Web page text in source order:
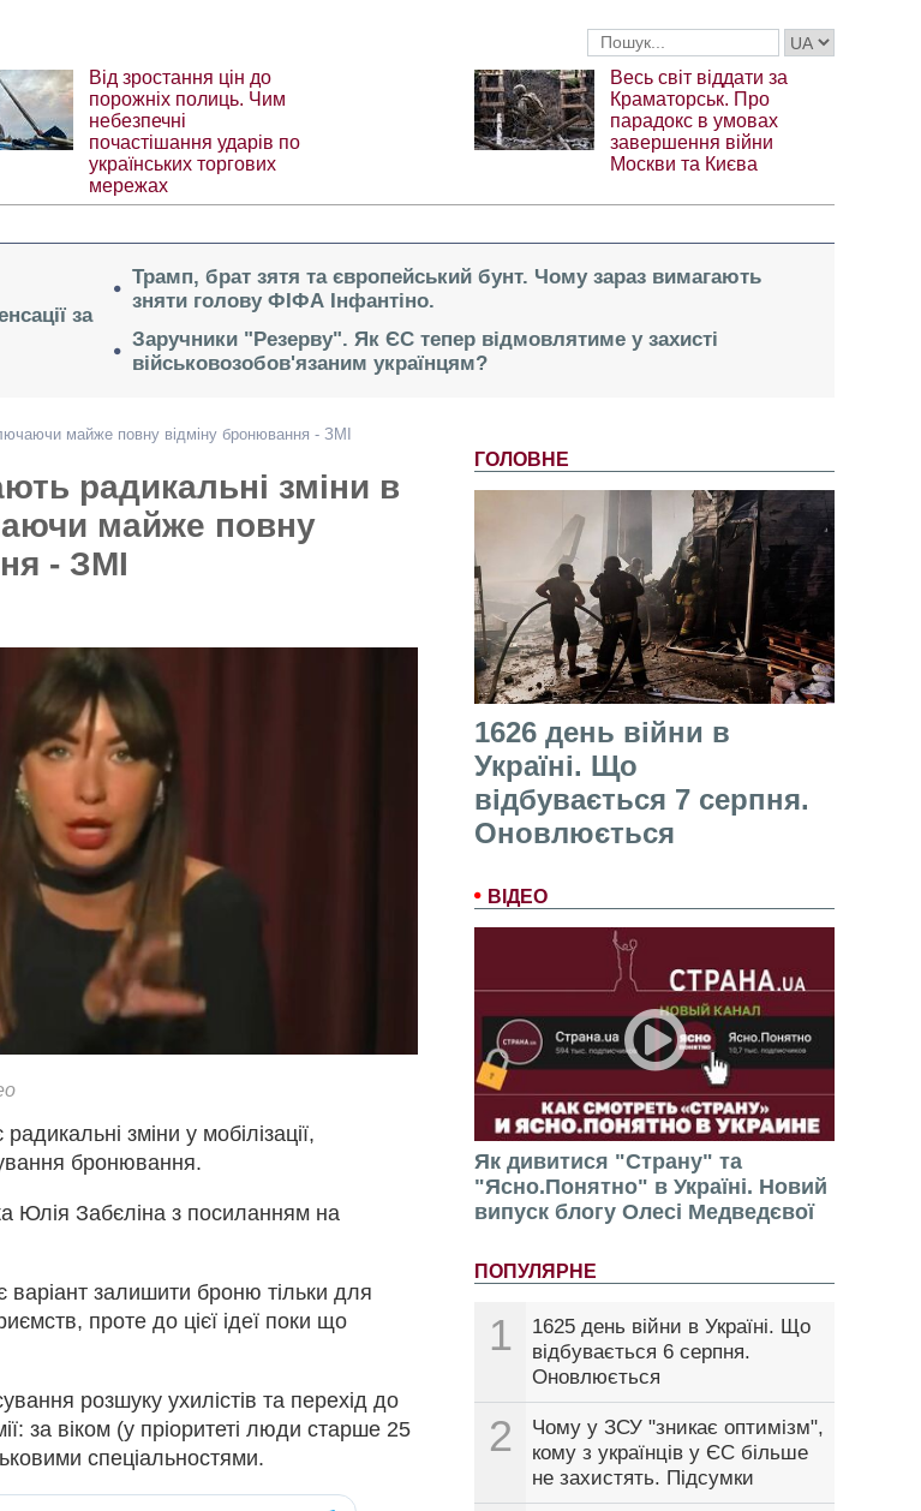
Від зростання цін до
порожніх полиць. Чим
небезпечні
почастішання ударів по
українських торгових
мережах
Весь світ віддати за
Краматорськ. Про
парадокс в умовах
завершення війни
Москви та Києва
за
Трамп, брат зятя та європейський бунт. Чому зараз вимагають
зняти голову ФІФА Інфантіно.
Заручники "Резерву". Як ЄС тепер відмовлятиме у захисті
військовозобов'язаним українцям?
ГОЛОВНЕ
1626 день війни в
Україні. Що
відбувається 7 серпня.
Оновлюється
ВІДЕО
Як дивитися "Страну" та
"Ясно.Понятно" в Україні. Новий
випуск блогу Олесі Медведєвої
ПОПУЛЯРНЕ
1
1625 день війни в Україні. Що
відбувається 6 серпня.
Оновлюється
2
Чому у ЗСУ "зникає оптимізм",
кому з українців у ЄС більше
не захистять. Підсумки
майже повну відміну бронювання - ЗМІ
радикальні зміни в
майже повну
- ЗМІ
зміни у мобілізації,
бронювання.
Юлія Забєліна з посиланням на
залишити броню тільки для
проте до цієї ідеї поки що
розшуку ухилістів та перехід до
за віком (у пріоритеті люди старше 25
спеціальностями.